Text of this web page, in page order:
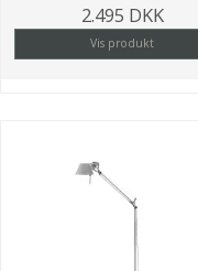
2.495 DKK
Vis produkt